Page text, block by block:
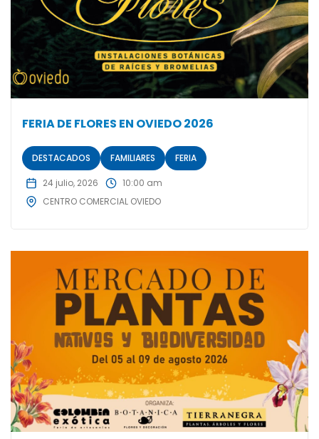
FERIA DE FLORES EN OVIEDO 2026
DESTACADOS FAMILIARES FERIA
24 julio, 2026
10:00 am
CENTRO COMERCIAL OVIEDO